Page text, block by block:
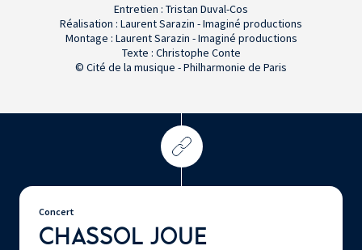
Entretien : Tristan Duval-Cos
Réalisation : Laurent Sarazin - Imaginé productions
Montage : Laurent Sarazin - Imaginé productions
Texte : Christophe Conte
© Cité de la musique - Philharmonie de Paris
Concert
CHASSOL JOUE